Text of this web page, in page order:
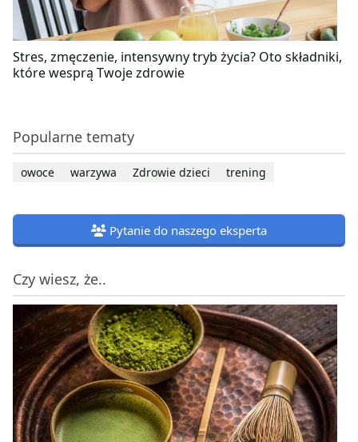
Stres, zmęczenie, intensywny tryb życia? Oto składniki,
które wesprą Twoje zdrowie
Popularne tematy
owoce warzywa Zdrowie dzieci trening
Pytanie do naszego eksperta
Czy wiesz, że..